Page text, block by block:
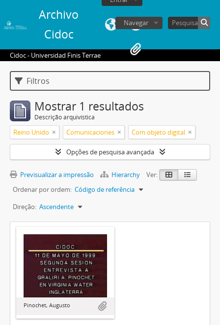
Archivo
Cidoc
Navegar
Cidoc - Universidad Finis Terrae
Filtros
Mostrar 1 resultados
Descrição arquivística
Reino Unido Comunicaciones Com objeto digital
Opções de pesquisa avançada
Previsualizar a impressão Hierarchy
Ver:
Ordenar por ordem: Código de referência
Direção: Ascendente
Pinochet, Augusto